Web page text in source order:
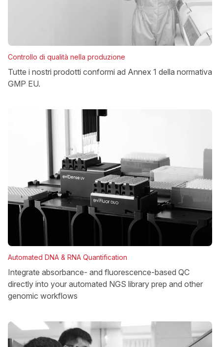
Controllo di qualità nella produzione
Tutte i nostri prodotti conformi ad Annex 1 della normativa
GMP EU.
Automated DNA & RNA Quantification
Integrate absorbance- and fluorescence-based QC
directly into your automated NGS library prep and other
genomic workflows